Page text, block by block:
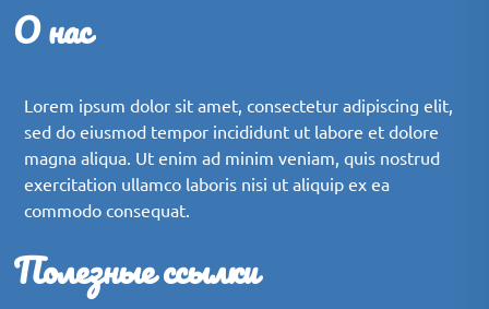
О нас
Lorem ipsum dolor sit amet, consectetur adipiscing elit,
sed do eiusmod tempor incididunt ut labore et dolore
magna aliqua. Ut enim ad minim veniam, quis nostrud
exercitation ullamco laboris nisi ut aliquip ex ea
commodo consequat.
Полезные ссылки